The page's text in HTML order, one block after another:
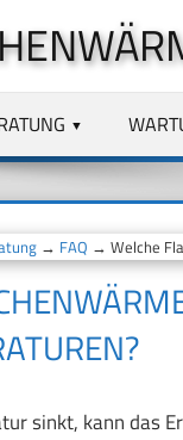
→ FAQ → Welche
sinkt, kann das